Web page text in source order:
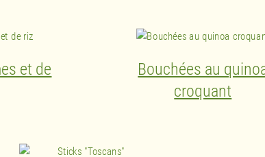
et de
Bouchées au
croquant